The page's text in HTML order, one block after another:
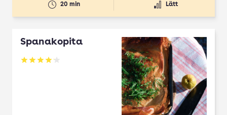
20 min Lätt
Spanakopita
Betyg: 4.1 av 5